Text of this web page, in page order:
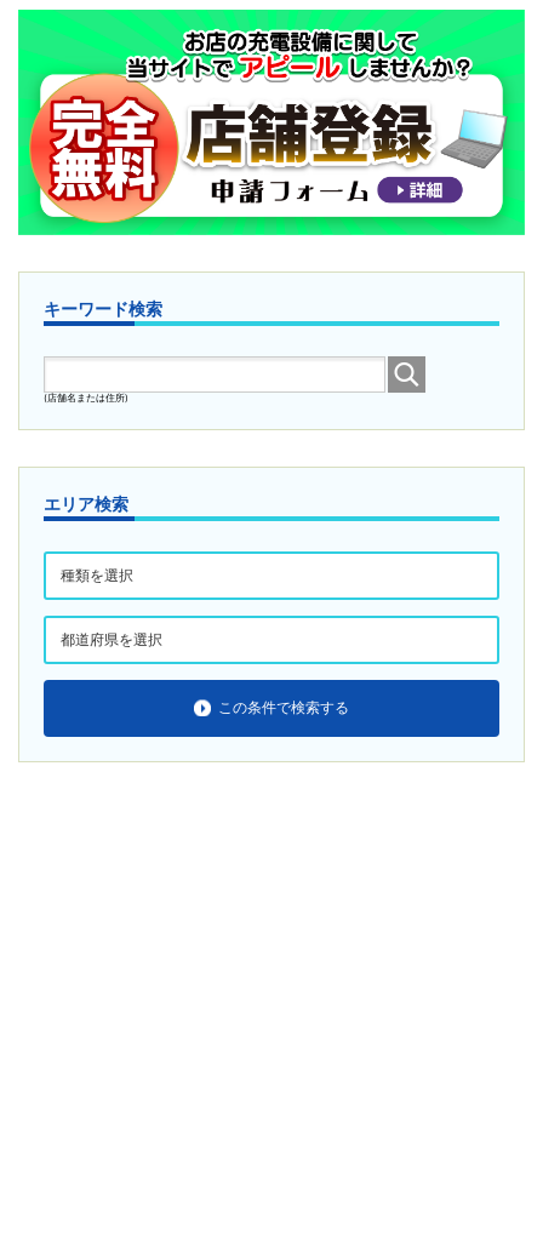
キーワード検索
(店舗名または住所)
エリア検索
この条件で検索する